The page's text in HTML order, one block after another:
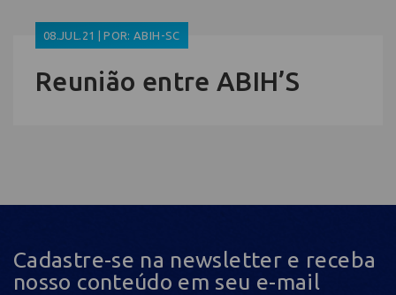
08.JUL.21 | POR: ABIH-SC
Reunião entre ABIH’S
Cadastre-se na newsletter e receba
nosso conteúdo em seu e-mail